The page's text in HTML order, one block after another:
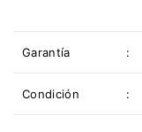
Garantía :
Condición :